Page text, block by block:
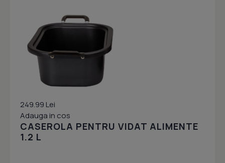
249.99 Lei
Adauga in cos
CASEROLA PENTRU VIDAT ALIMENTE
1.2 L